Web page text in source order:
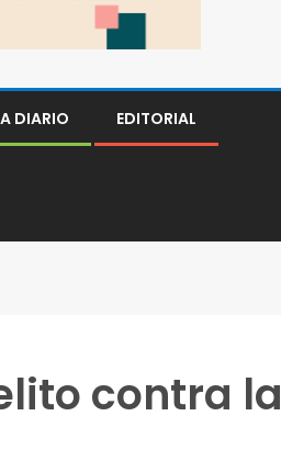
DIARIO EDITORIAL
contra la